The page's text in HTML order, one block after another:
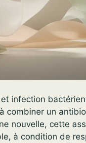
infection
combiner un
nouvelle, cette
à condition de